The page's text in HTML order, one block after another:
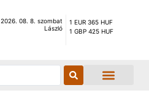
2026. 08. 8. szombat
László
1 EUR 365 HUF
1 GBP 425 HUF